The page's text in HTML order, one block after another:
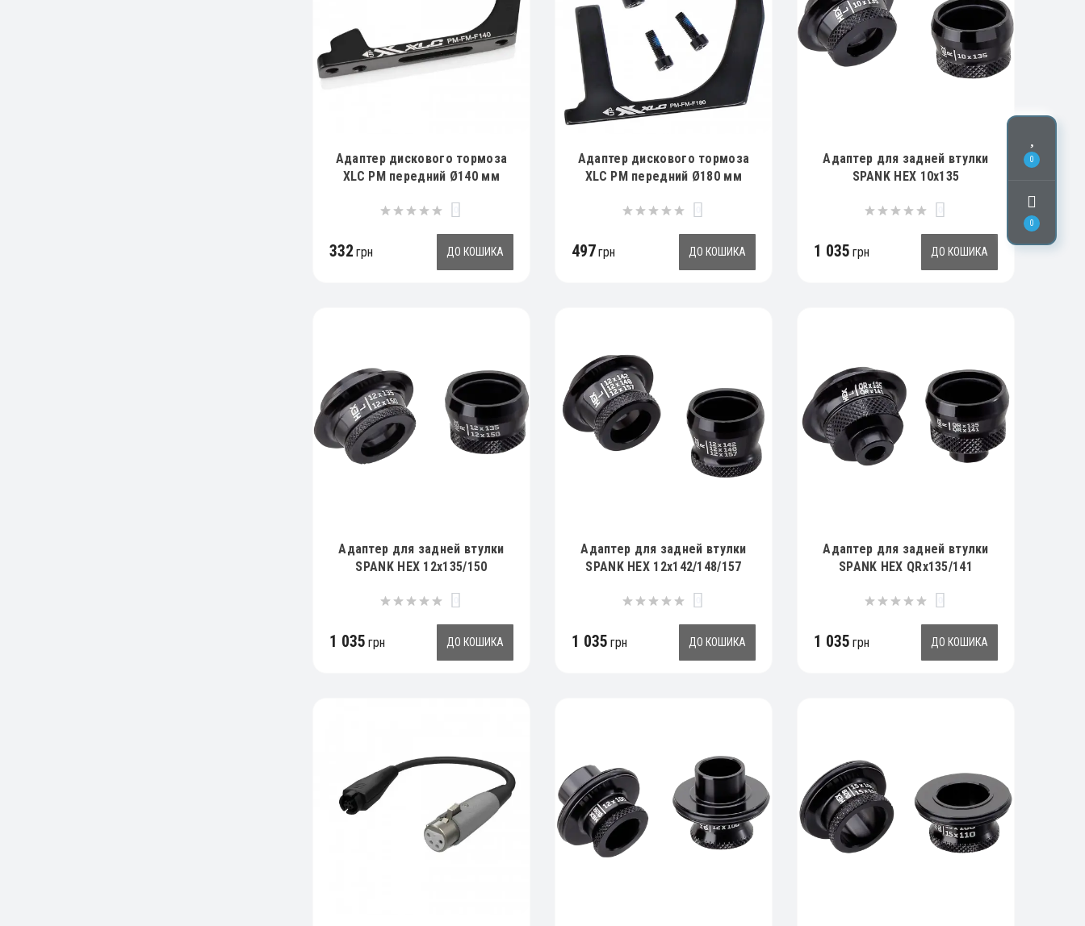
0
0
Адаптер дискового тормоза
XLC PM передний Ø140 мм
332 грн ДО КОШИКА
Адаптер дискового тормоза
XLC PM передний Ø180 мм
497грн ДО КОШИКА
Адаптер для задней втулки
SPANK HEX 10x135
1 035 грн ДО КОШИКА
Адаптер для задней втулки
SPANK HEX 12x135/150
1 035 грн ДО КОШИКА
Адаптер для задней втулки
SPANK HEX 12x142/148/157
1 035 грн ДО КОШИКА
Адаптер для задней втулки
SPANK HEX QRx135/141
1 035 грн ДО КОШИКА